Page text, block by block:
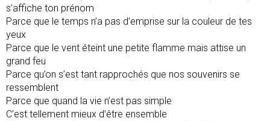
s’affiche ton prénom
Parce que le temps n’a pas d’emprise sur la couleur de tes
yeux
Parce que le vent éteint une petite flamme mais attise un
grand feu
Parce qu’on s’est tant rapprochés que nos souvenirs se
ressemblent
Parce que quand la vie n’est pas simple
C’est tellement mieux d’être ensemble